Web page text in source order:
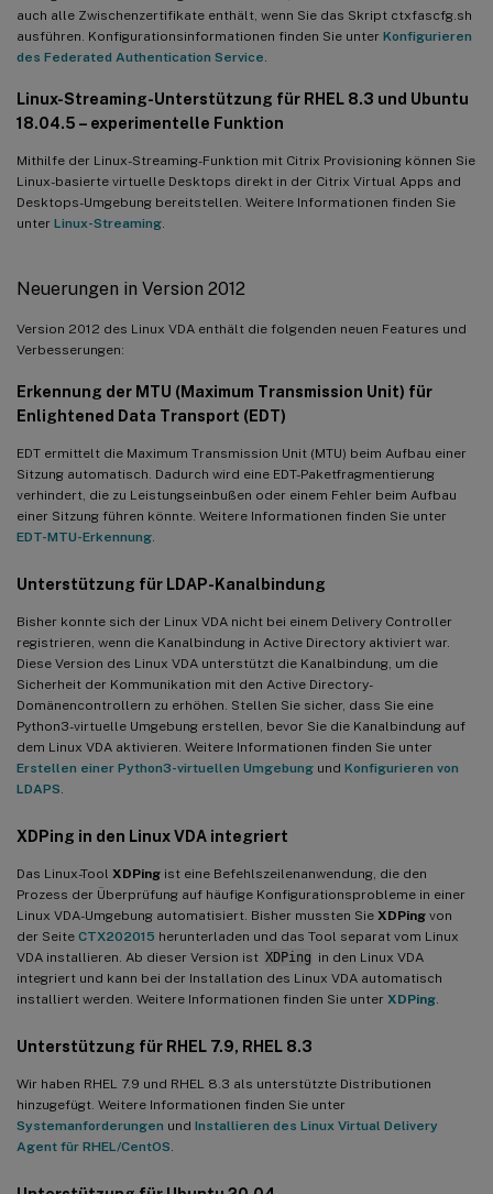
auch alle Zwischenzertifikate enthält, wenn Sie das Skript ctxfascfg.sh
ausführen. Konfigurationsinformationen finden Sie unter Konfigurieren
des Federated Authentication Service
Linux-Streaming-Unterstützung für RHEL 8.3 und Ubuntu
18.04.5 – experimentelle Funktion
Mithilfe der Linux-Streaming-Funktion mit Citrix Provisioning können Sie
Linux-basierte virtuelle Desktops direkt in der Citrix Virtual Apps and
Desktops-Umgebung bereitstellen. Weitere Informationen finden Sie
unter Linux-Streaming
Neuerungen in Version 2012
Version 2012 des Linux VDA enthält die folgenden neuen Features und
Verbesserungen:
Erkennung der MTU (Maximum Transmission Unit) für
Enlightened Data Transport (EDT)
EDT ermittelt die Maximum Transmission Unit (MTU) beim Aufbau einer
Sitzung automatisch. Dadurch wird eine EDT-Paketfragmentierung
verhindert, die zu Leistungseinbußen oder einem Fehler beim Aufbau
einer Sitzung führen könnte. Weitere Informationen finden Sie unter
EDT-MTU-Erkennung
Unterstützung für LDAP-Kanalbindung
Bisher konnte sich der Linux VDA nicht bei einem Delivery Controller
registrieren, wenn die Kanalbindung in Active Directory aktiviert war.
Diese Version des Linux VDA unterstützt die Kanalbindung, um die
Sicherheit der Kommunikation mit den Active Directory-
Domänencontrollern zu erhöhen. Stellen Sie sicher, dass Sie eine
Python3-virtuelle Umgebung erstellen, bevor Sie die Kanalbindung auf
dem Linux VDA aktivieren. Weitere Informationen finden Sie unter
Erstellen einer Python3-virtuellen Umgebung und Konfigurieren von
LDAPS
XDPing in den Linux VDA integriert
Das Linux-Tool XDPing ist eine Befehlszeilenanwendung, die den
Prozess der Überprüfung auf häufige Konfigurationsprobleme in einer
Linux VDA-Umgebung automatisiert. Bisher mussten Sie XDPing von
der Seite CTX202015 herunterladen und das Tool separat vom Linux
VDA installieren. Ab dieser Version ist XDPing in den Linux VDA
integriert und kann bei der Installation des Linux VDA automatisch
installiert werden. Weitere Informationen finden Sie unter XDPing
Unterstützung für RHEL 7.9, RHEL 8.3
Wir haben RHEL 7.9 und RHEL 8.3 als unterstützte Distributionen
hinzugefügt. Weitere Informationen finden Sie unter
Systemanforderungen und Installieren des Linux Virtual Delivery
Agent für RHEL/CentOS